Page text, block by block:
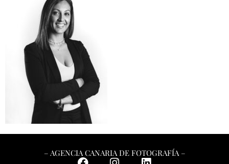
– AGENCIA CANARIA DE FOTOGRAFÍA –